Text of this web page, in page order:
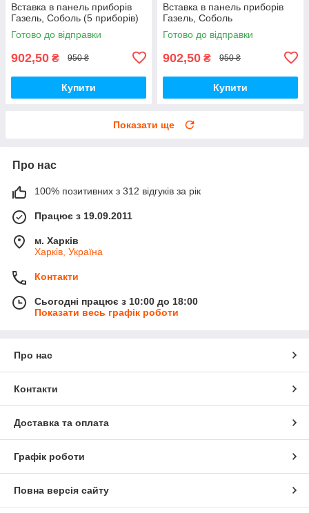
Вставка в панель приборів
Газель, Соболь (5 приборів)
Готово до відправки
902,50 ₴ 950 ₴
Купити
Вставка в панель приборів
Газель, Соболь
Готово до відправки
902,50 ₴ 950 ₴
Купити
Показати ще
Про нас
100% позитивних з 312 відгуків за рік
Працює з 19.09.2011
м. Харків
Харків, Україна
Контакти
Сьогодні працює з 10:00 до 18:00
Показати весь графік роботи
Про нас
Контакти
Доставка та оплата
Графік роботи
Повна версія сайту